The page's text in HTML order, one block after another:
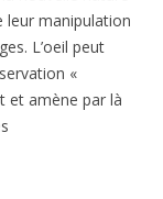
leur manipulation
L’oeil peut
«
et amène par là